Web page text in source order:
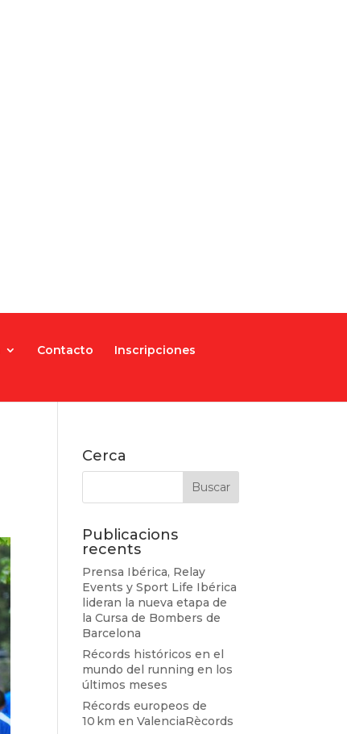
Contacto Inscripciones
Cerca
Publicacions
recents
Prensa Ibérica, Relay
Events y Sport Life Ibérica
lideran la nueva etapa de
la Cursa de Bombers de
Barcelona
Récords históricos en el
mundo del running en los
últimos meses
Récords europeos de
10 km en ValenciaRècords